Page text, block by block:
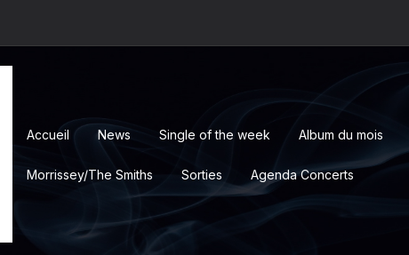
Accueil News Single of the week Album du mois
Morrissey/The Smiths Sorties Agenda Concerts